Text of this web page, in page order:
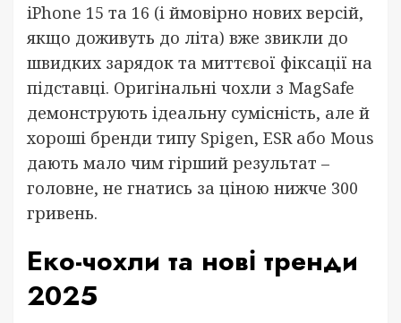
iPhone 15 та 16 (і ймовірно нових версій,
якщо доживуть до літа) вже звикли до
швидких зарядок та миттєвої фіксації на
підставці. Оригінальні чохли з MagSafe
демонструють ідеальну сумісність, але й
хороші бренди типу Spigen, ESR або Mous
дають мало чим гірший результат –
головне, не гнатись за ціною нижче 300
гривень.
Еко-чохли та нові тренди
2025